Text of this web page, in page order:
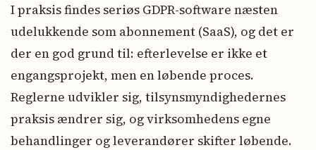
I praksis findes seriøs GDPR-software næsten
udelukkende som abonnement (SaaS), og det er
der en god grund til: efterlevelse er ikke et
engangsprojekt, men en løbende proces.
Reglerne udvikler sig, tilsynsmyndighedernes
praksis ændrer sig, og virksomhedens egne
behandlinger og leverandører skifter løbende.